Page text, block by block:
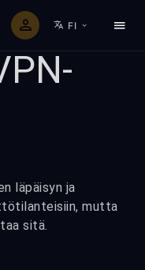
FI
läpäisyn ja
mutta
sitä.